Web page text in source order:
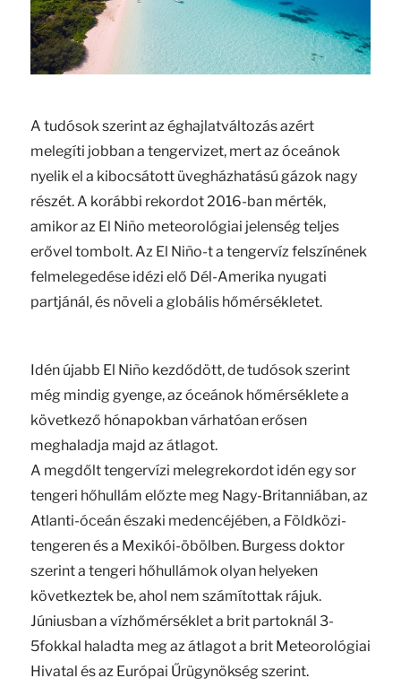
A tudósok szerint az éghajlatváltozás azért
melegíti jobban a tengervizet, mert az óceánok
nyelik el a kibocsátott üvegházhatású gázok nagy
részét. A korábbi rekordot 2016-ban mérték,
amikor az El Niño meteorológiai jelenség teljes
erővel tombolt. Az El Niño-t a tengervíz felszínének
felmelegedése idézi elő Dél-Amerika nyugati
partjánál, és növeli a globális hőmérsékletet.
Idén újabb El Niño kezdődött, de tudósok szerint
még mindig gyenge, az óceánok hőmérséklete a
következő hónapokban várhatóan erősen
meghaladja majd az átlagot.
A megdőlt tengervízi melegrekordot idén egy sor
tengeri hőhullám előzte meg Nagy-Britanniában, az
Atlanti-óceán északi medencéjében, a Földközi-
tengeren és a Mexikói-öbölben. Burgess doktor
szerint a tengeri hőhullámok olyan helyeken
következtek be, ahol nem számítottak rájuk.
Júniusban a vízhőmérséklet a brit partoknál 3-
5fokkal haladta meg az átlagot a brit Meteorológiai
Hivatal és az Európai Űrügynökség szerint.